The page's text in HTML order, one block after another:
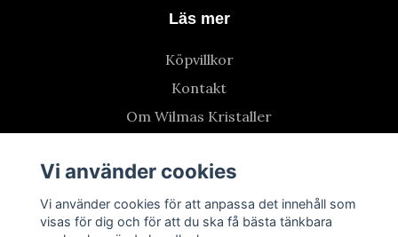
Läs mer
Köpvillkor
Kontakt
Om Wilmas Kristaller
Vi använder cookies
Vi använder cookies för att anpassa det innehåll som
visas för dig och för att du ska få bästa tänkbara